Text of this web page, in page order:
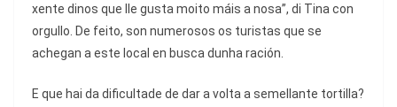
xente dinos que lle gusta moito máis a nosa”, di Tina con
orgullo. De feito, son numerosos os turistas que se
achegan a este local en busca dunha ración.
E que hai da dificultade de dar a volta a semellante tortilla?